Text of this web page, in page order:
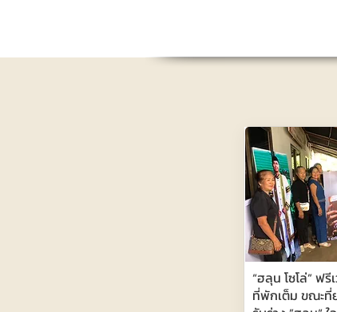
“ฮลุน โซโล่” ฟรี
ที่พักเต็ม ขณะที่